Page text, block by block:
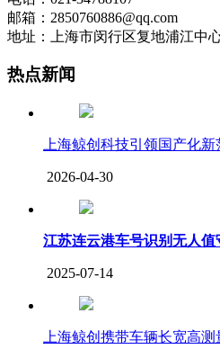
邮箱：2850760886@qq.com
地址：上海市闵行区复地浦江中
热点新闻
上海鲸创科技引领国产化
2026-04-30
江苏连云港车号识别无人值
2025-07-14
上海鲸创携带车辆长宽高